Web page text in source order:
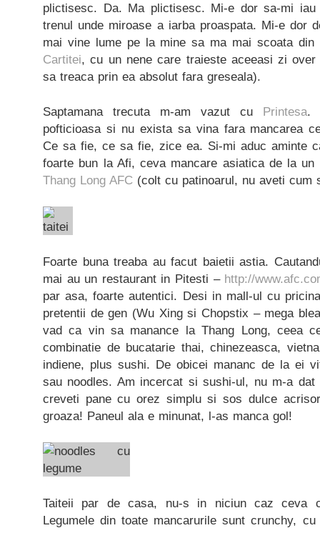
plictisesc. Da. Ma plictisesc. Mi-e dor sa-mi
trenul unde miroase a iarba proaspata. Mi-e dor
mai vine lume pe la mine sa ma mai scoata
Cartitei, cu un nene care traieste aceeasi zi
sa treaca prin ea absolut fara greseala).
Saptamana trecuta m-am vazut cu Printesa.
pofticioasa si nu exista sa vina fara mancarea
Ce sa fie, ce sa fie, zice ea. Si-mi aduc aminte
foarte bun la Afi, ceva mancare asiatica de la
Thang Long AFC (colt cu patinoarul, nu aveti cum
Foarte buna treaba au facut baietii astia.
mai au un restaurant in Pitesti – http://
par asa, foarte autentici. Desi in mall-ul cu
pretentii de gen (Wu Xing si Chopstix – mega
vad ca vin sa manance la Thang Long, ceea
combinatie de bucatarie thai, chinezeasca,
indiene, plus sushi. De obicei mananc de la ei
sau noodles. Am incercat si sushi-ul, nu m-a
creveti pane cu orez simplu si sos dulce
groaza! Paneul ala e minunat, l-as manca gol!
Taiteii par de casa, nu-s in niciun caz ceva
Legumele din toate mancarurile sunt crunchy,